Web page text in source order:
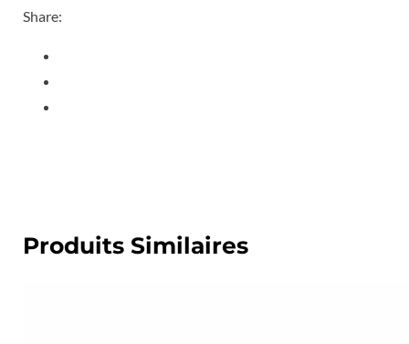
Share:
Produits Similaires